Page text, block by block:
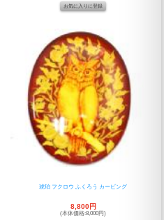
琥珀 フクロウ ふくろう カービング
8,800円
(本体価格:8,000円)